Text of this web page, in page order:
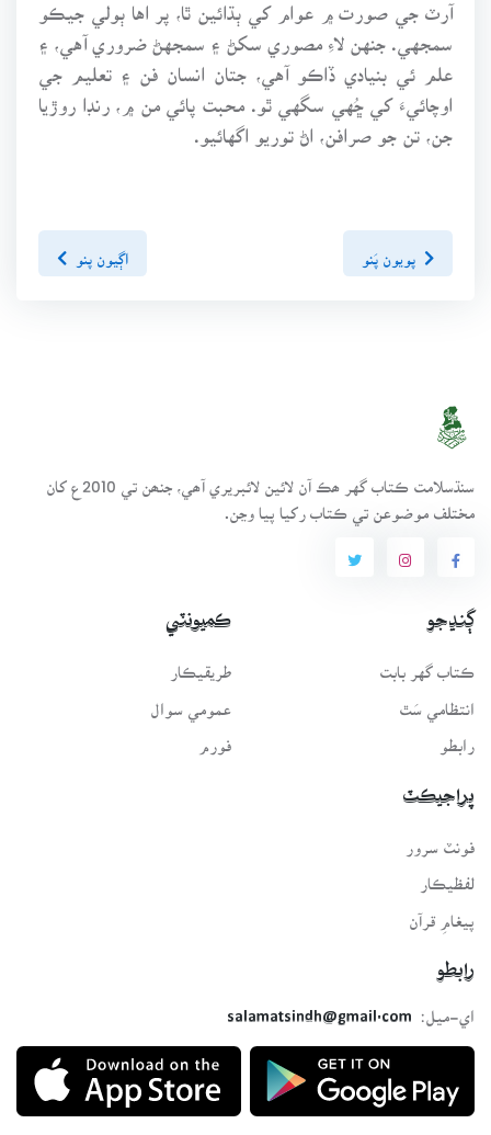
آرٽ جي صورت ۾ عوام کي ٻڌائين ٿا، پر اها ٻولي جيڪو
سمجهي. جنهن لاءِ مصوري سکڻ ۽ سمجهڻ ضروري آهي، ۽
علم ئي بنيادي ڏاڪو آهي، جتان انسان فن ۽ تعليم جي
اوچائيءَ کي ڇُهي سگهي ٿو. محبت پائي من ۾، رنڊا روڙيا
جن، تن جو صرافن، اڻ توريو اگهائيو.
پويون پَنو اڳيون پنو
سنڌسلامت ڪتاب گهر ھڪ آن لائين لائبريري آھي، جنھن تي 2010ع کان
مختلف موضوعن تي ڪتاب رکيا پيا وڃن.
ڳنڍجو
ڪتاب گهر بابت
انتظامي سَٿ
رابطو
ڪميونٽي
طريقيڪار
عمومي سوال
فورم
پراجيڪٽ
لفظيڪار
پيغامِ قرآن
رابطو
اي-ميل:
salamatsindh@gmail.com